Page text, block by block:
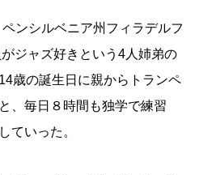
ンシルベニア州フィラデルフ
ジャズ好きという4人姉弟の
歳の誕生日に親からトランペ
、毎日８時間も独学で練習
ていった。